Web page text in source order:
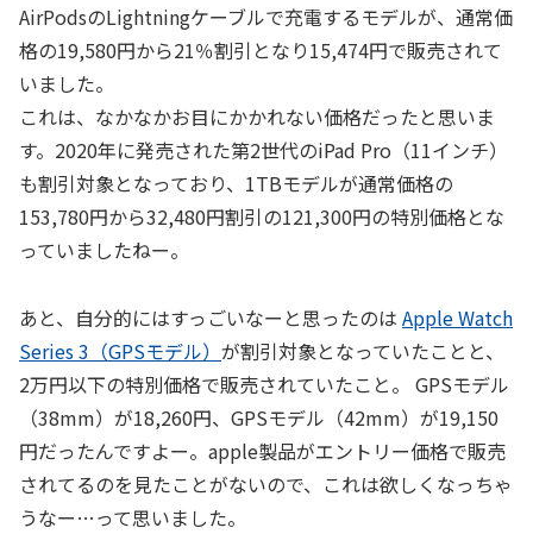
AirPodsのLightningケーブルで充電するモデルが、通常価
格の19,580円から21％割引となり15,474円で販売されて
いました。
これは、なかなかお目にかかれない価格だったと思いま
す。2020年に発売された第2世代のiPad Pro（11インチ）
も割引対象となっており、1TBモデルが通常価格の
153,780円から32,480円割引の121,300円の特別価格とな
っていましたねー。
あと、自分的にはすっごいなーと思ったのは Apple Watch
Series 3（GPSモデル） が割引対象となっていたことと、
2万円以下の特別価格で販売されていたこと。 GPSモデル
（38mm）が18,260円、GPSモデル（42mm）が19,150
円だったんですよー。apple製品がエントリー価格で販売
されてるのを見たことがないので、これは欲しくなっちゃ
うなー…って思いました。